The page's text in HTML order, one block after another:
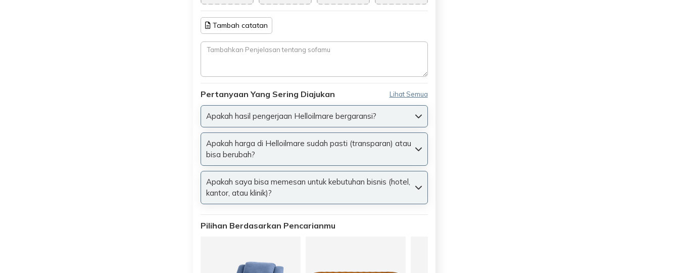
Tambah catatan
Pertanyaan Yang Sering Diajukan Lihat Semua
Apakah hasil pengerjaan Helloilmare bergaransi?
Apakah harga di Helloilmare sudah pasti (transparan) atau
bisa berubah?
Apakah saya bisa memesan untuk kebutuhan bisnis (hotel,
kantor, atau klinik)?
Pilihan Berdasarkan Pencarianmu